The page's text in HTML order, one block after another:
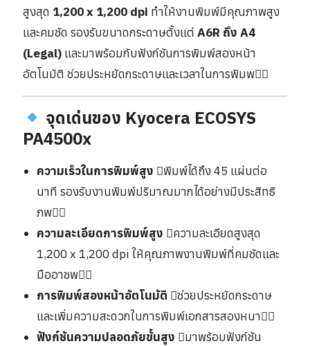
สูงสุด 1,200 x 1,200 dpi ทำให้งานพิมพ์มีคุณภาพสูง
และคมชัด รองรับขนาดกระดาษตั้งแต่ A6R ถึง A4
(Legal)และมาพร้อมกับฟังก์ชันการพิมพ์สองหน้า
อัตโนมัติ ช่วยประหยัดกระดาษและเวลาในการพิมพ
จุดเด่นของ Kyocera ECOSYS
PA4500x
ความเร็วในการพิมพ์สูง พิมพ์ได้ถึง 45 แผ่นต่อ
นาที รองรับงานพิมพ์ปริมาณมากได้อย่างมีประสิทธิ
ภพ
ความละเอียดการพิมพ์สูง ความละเอียดสูงสุด
1,200 x 1,200 dpi ให้คุณภาพงานพิมพ์ที่คมชัดและ
มืออาชพ
การพิมพ์สองหน้าอัตโนมัติ ช่วยประหยัดกระดาษ
และเพิ่มความสะดวกในการพิมพ์เอกสารสองหนา
ฟังก์ชันความปลอดภัยขั้นสูง มาพร้อมฟังก์ชัน